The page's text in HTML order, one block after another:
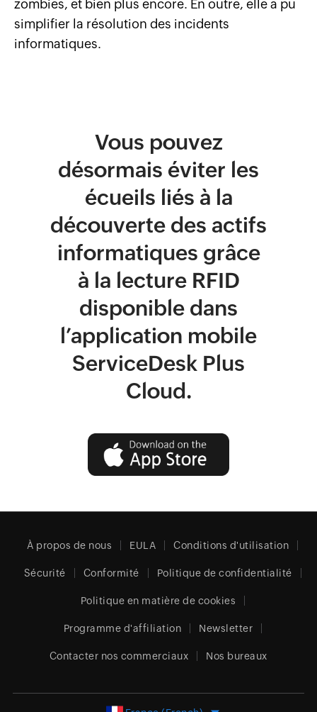
zombies, et bien plus encore. En outre, elle a pu
simplifier la résolution des incidents
informatiques.
Vous pouvez
désormais éviter les
écueils liés à la
découverte des actifs
informatiques grâce
à la lecture RFID
disponible dans
l’application mobile
ServiceDesk Plus
Cloud.
À propos de nous EULA Conditions d'utilisation
Sécurité Conformité Politique de confidentialité
Politique en matière de cookies
Programme d'affiliation Newsletter
Contacter nos commerciaux Nos bureaux